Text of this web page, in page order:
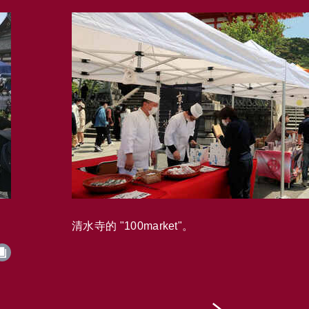
清水寺的 "100market"。